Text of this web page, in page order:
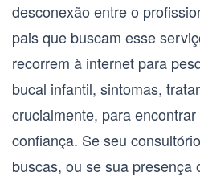
desconexão entre o
pais que buscam esse
recorrem à internet para
bucal infantil, sintomas,
crucialmente, para
confiança. Se seu
buscas, ou se sua presença